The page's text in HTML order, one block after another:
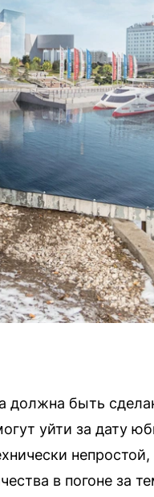
должна быть
уйти за дату
непростой,
в погоне за